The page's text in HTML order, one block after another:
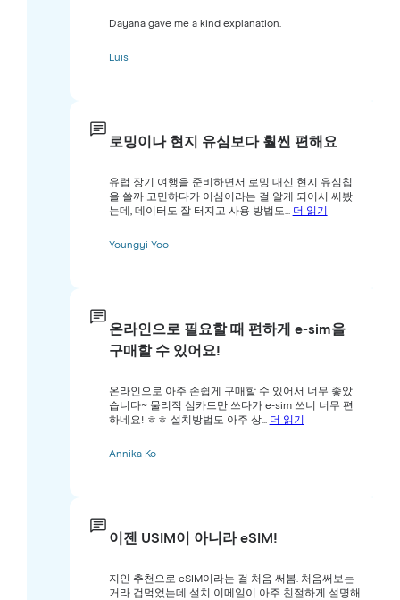
Dayana gave me a kind explanation.
Luis
로밍이나 현지 유심보다 훨씬 편해요
유럽 장기 여행을 준비하면서 로밍 대신 현지 유심칩
을 쓸까 고민하다가 이심이라는 걸 알게 되어서 써봤
는데, 데이터도 잘 터지고 사용 방법도... 더 읽기
Youngyi Yoo
온라인으로 필요할 때 편하게 e-sim을
구매할 수 있어요!
온라인으로 아주 손쉽게 구매할 수 있어서 너무 좋았
습니다~ 물리적 심카드만 쓰다가 e-sim 쓰니 너무 편
하네요! ㅎㅎ 설치방법도 아주 상... 더 읽기
Annika Ko
이젠 USIM이 아니라 eSIM!
지인 추천으로 eSIM이라는 걸 처음 써봄. 처음써보는
거라 겁먹었는데 설치 이메일이 아주 친절하게 설명해